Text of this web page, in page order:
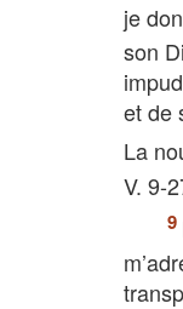
je
son
et de
La
V. 9-